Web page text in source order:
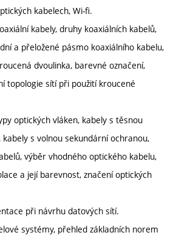
kabelech, Wi-fi.
kabely, druhy koaxiálních kabelů,
a přeložené pásmo koaxiálního kabelu,
dvoulinka, barevné označení,
topologie sítí při použití kroucené
optických vláken, kabely s těsnou
s volnou sekundární ochranou,
výběr vhodného optického kabelu,
a její barevnost, značení optických
při návrhu datových sítí.
systémy, přehled základních norem